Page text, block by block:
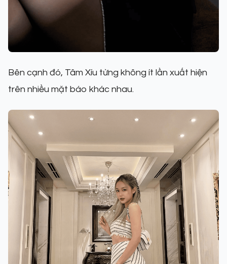
Bên cạnh đó, Tâm Xíu từng không ít lần xuất hiện
trên nhiều mặt báo khác nhau.